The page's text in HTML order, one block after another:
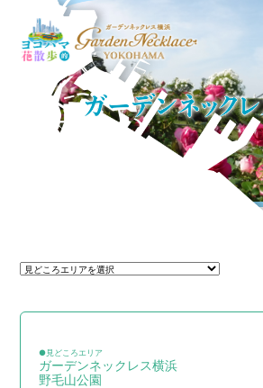
●見どころエリア
ガーデンネックレス横浜
野毛山公園